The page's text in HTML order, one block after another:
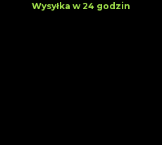
Wysyłka w 24 godzin